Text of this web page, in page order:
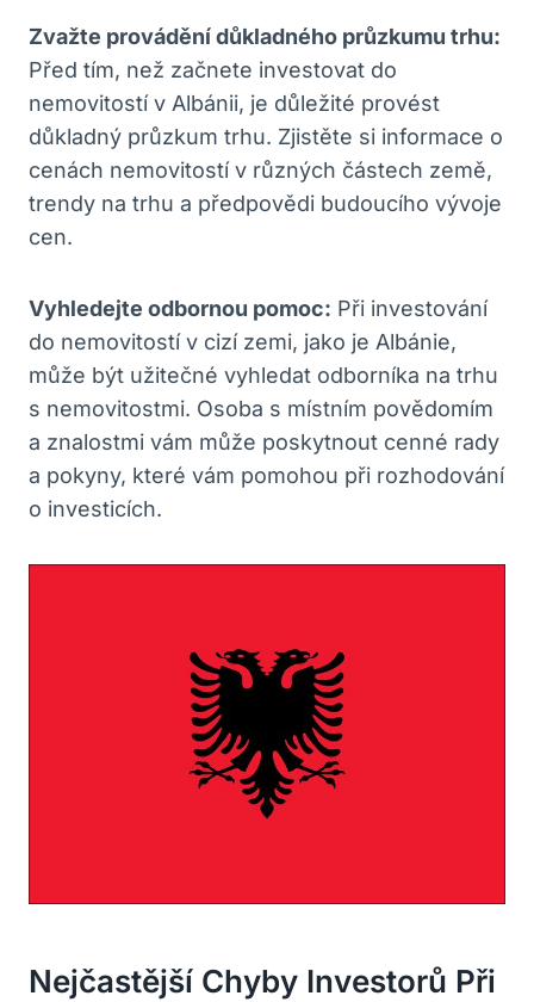
Zvažte provádění důkladného průzkumu trhu:
Před tím, než začnete investovat do
nemovitostí v Albánii, je důležité provést
důkladný průzkum trhu. Zjistěte si informace o
cenách nemovitostí v různých částech země,
trendy na trhu a předpovědi budoucího vývoje
cen.
Vyhledejte odbornou pomoc: Při investování
do nemovitostí v cizí zemi, jako je Albánie,
může být užitečné vyhledat odborníka na trhu
s nemovitostmi. Osoba s místním povědomím
a znalostmi vám může poskytnout cenné rady
a pokyny, které vám pomohou při rozhodování
o investicích.
Nejčastější Chyby Investorů Při